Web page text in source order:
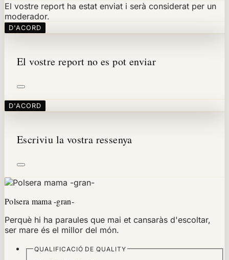
El vostre report ha estat enviat i serà considerat per un
moderador.
D'ACORD
El vostre report no es pot enviar
D'ACORD
Escriviu la vostra ressenya
Polsera mama -gran-
Perquè hi ha paraules que mai et cansaràs d'escoltar,
ser mare és el millor del món.
QUALIFICACIÓ DEQUALITY